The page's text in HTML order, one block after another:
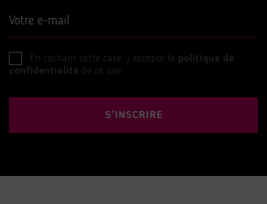
Votre e-mail
En cochant cette case, j’accepte la politique de
confidentialité de ce site.
S'INSCRIRE